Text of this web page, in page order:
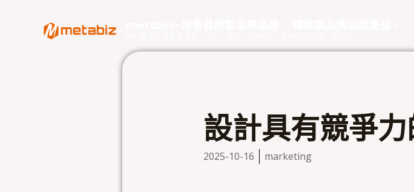
設計具有競爭力
2025-10-16 marketing